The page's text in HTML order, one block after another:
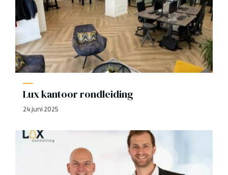
Lux kantoor rondleiding
24 juni 2025